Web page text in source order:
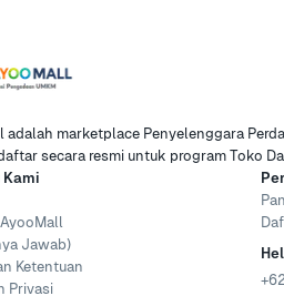
adalah marketplace Penyelenggara
secara resmi untuk program Toko
Jawab)
Ketentuan
Privasi